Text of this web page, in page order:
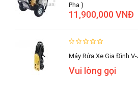
Pha )
11,900,000 VNĐ
Máy Rửa Xe Gia Đình
Vui lòng gọi